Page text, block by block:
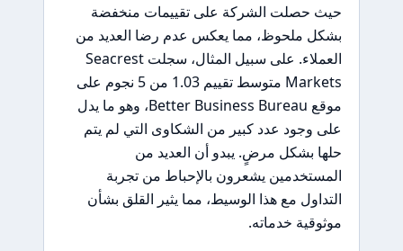
حيث حصلت الشركة على تقييمات منخفضة
بشكل ملحوظ، مما يعكس عدم رضا العديد من
العملاء. على سبيل المثال، سجلت Seacrest
Markets متوسط تقييم 1.03 من 5 نجوم على
موقع Better Business Bureau، وهو ما يدل
على وجود عدد كبير من الشكاوى التي لم يتم
حلها بشكل مرضٍ. يبدو أن العديد من
المستخدمين يشعرون بالإحباط من تجربة
التداول مع هذا الوسيط، مما يثير القلق بشأن
موثوقية خدماته.